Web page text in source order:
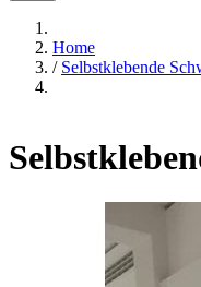
Home
/ Selbstklebende